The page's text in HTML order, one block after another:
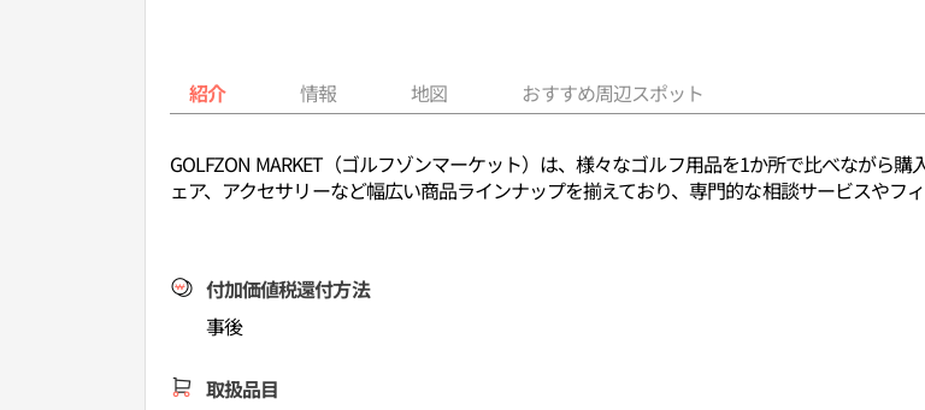
紹介 情報 地図 おすすめ周辺スポット
GOLFZON MARKET（ゴルフゾンマーケット）は、様々なゴルフ用品を1か所で比べながら
ェア、アクセサリーなど幅広い商品ラインナップを揃えており、専門的な相談サービスやフ
付加価値税還付方法
事後
取扱品目